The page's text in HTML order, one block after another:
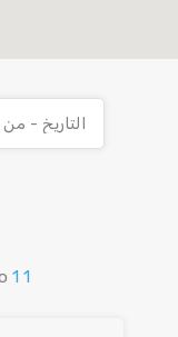
1
1
التاريخ -